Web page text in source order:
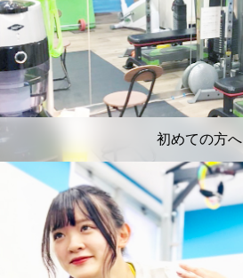
初めての方へ